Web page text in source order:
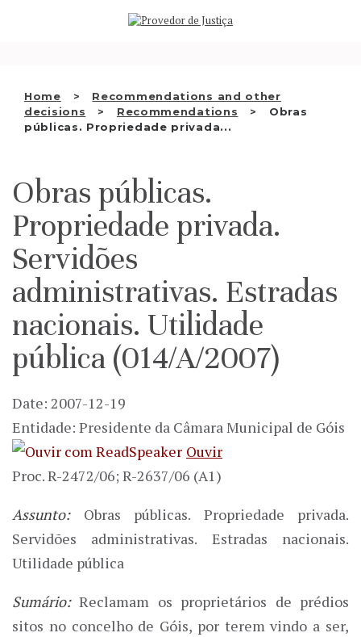
Home
Recommendations and other
decisions
Recommendations
Obras
públicas. Propriedade privada...
WHO WE ARE
INSTITUTION
EN
Obras públicas.
Propriedade privada.
Servidões
administrativas. Estradas
nacionais. Utilidade
pública (014/A/2007)
Date: 2007-12-19
Entidade: Presidente da Câmara Municipal de Góis
Ouvir
Proc. R-2472/06; R-2637/06 (A1)
Assunto: Obras públicas. Propriedade privada.
Servidões administrativas. Estradas nacionais.
Utilidade pública
Sumário:Reclamam os proprietários de prédios
sitos no concelho de Góis, por terem vindo a ser,